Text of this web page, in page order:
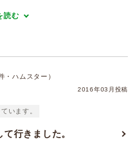
読む
・ハムスター）
2016年03月投稿
います。
行きました。